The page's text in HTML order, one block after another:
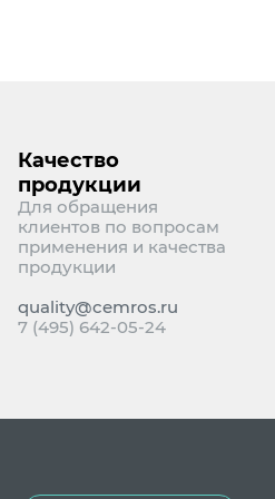
Качество
продукции
Для обращения
клиентов по вопросам
применения и качества
продукции
quality@cemros.ru
7 (495) 642-05-24